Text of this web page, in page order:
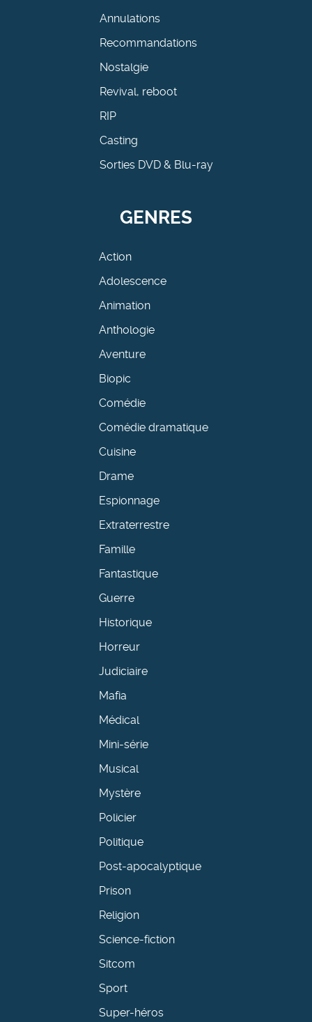
Annulations
Recommandations
Nostalgie
Revival, reboot
RIP
Casting
Sorties DVD & Blu-ray
GENRES
Action
Adolescence
Animation
Anthologie
Aventure
Biopic
Comédie
Comédie dramatique
Cuisine
Drame
Espionnage
Extraterrestre
Famille
Fantastique
Guerre
Historique
Horreur
Judiciaire
Mafia
Médical
Mini-série
Musical
Mystère
Policier
Politique
Post-apocalyptique
Prison
Religion
Science-fiction
Sitcom
Sport
Super-héros